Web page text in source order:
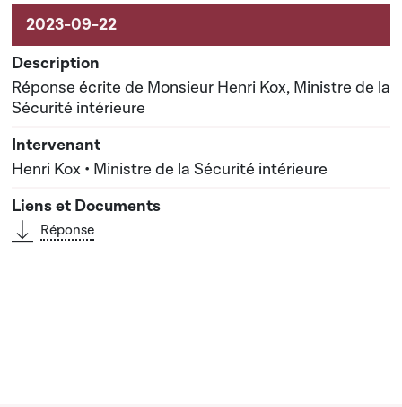
Réponse écrite de Monsieur Henri Kox, Ministre de la
Sécurité intérieure
Henri Kox • Ministre de la Sécurité intérieure
Réponse